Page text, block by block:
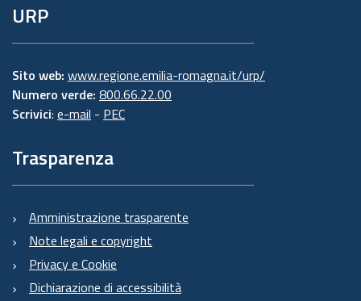
URP
Sito web: www.regione.emilia-romagna.it/urp/
Numero verde: 800.66.22.00
Scrivici: e-mail - PEC
Trasparenza
Amministrazione trasparente
Note legali e copyright
Privacy e Cookie
Dichiarazione di accessibilità